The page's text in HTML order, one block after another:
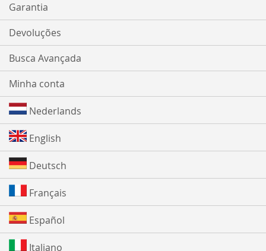
Garantia
Devoluções
Busca Avançada
Minha conta
Nederlands
English
Deutsch
Français
Español
Italiano